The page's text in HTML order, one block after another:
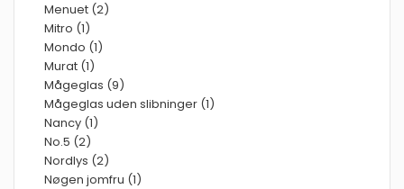
Menuet (2)
Mitro (1)
Mondo (1)
Murat (1)
Mågeglas (9)
Mågeglas uden slibninger (1)
Nancy (1)
No.5 (2)
Nordlys (2)
Nøgen jomfru (1)